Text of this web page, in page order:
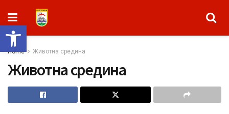
Open toolbar
Home Животна средина
Животна средина